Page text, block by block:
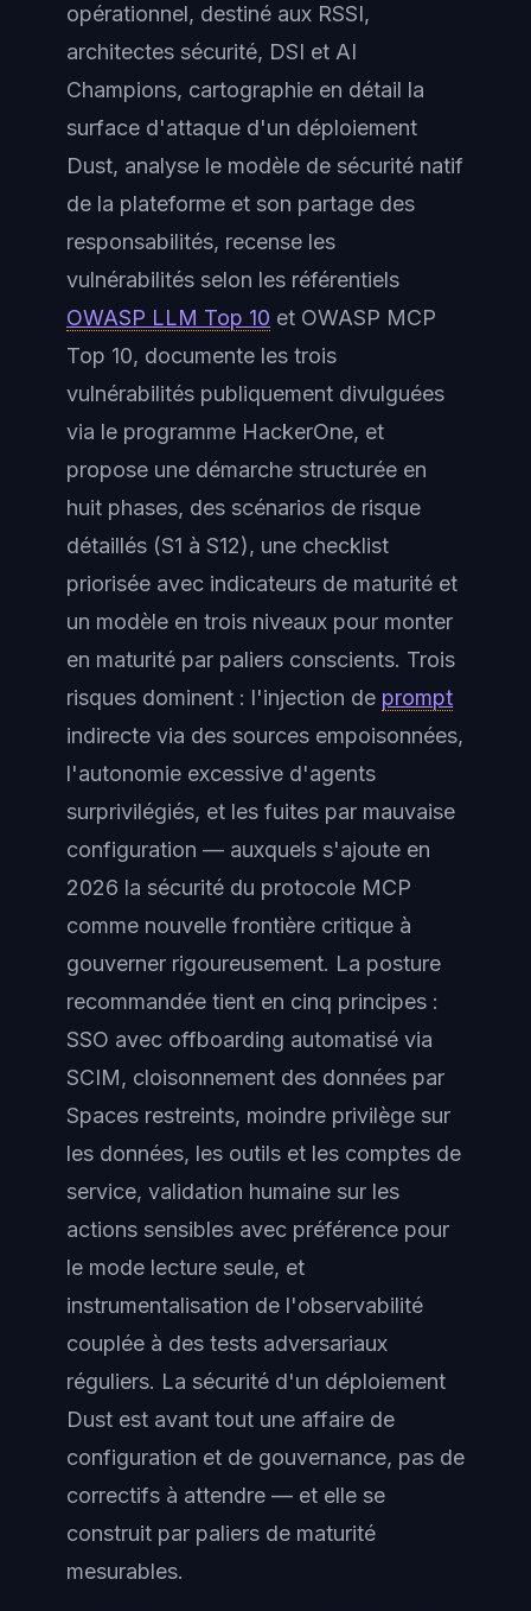
opérationnel, destiné aux RSSI,
architectes sécurité, DSI et AI
Champions, cartographie en détail la
surface d'attaque d'un déploiement
Dust, analyse le modèle de sécurité natif
de la plateforme et son partage des
responsabilités, recense les
vulnérabilités selon les référentiels
OWASP LLM Top 10 et OWASP MCP
Top 10, documente les trois
vulnérabilités publiquement divulguées
via le programme HackerOne, et
propose une démarche structurée en
huit phases, des scénarios de risque
détaillés (S1 à S12), une checklist
priorisée avec indicateurs de maturité et
un modèle en trois niveaux pour monter
en maturité par paliers conscients. Trois
risques dominent : l'injection de prompt
indirecte via des sources empoisonnées,
l'autonomie excessive d'agents
surprivilégiés, et les fuites par mauvaise
configuration — auxquels s'ajoute en
2026 la sécurité du protocole MCP
comme nouvelle frontière critique à
gouverner rigoureusement. La posture
recommandée tient en cinq principes :
SSO avec offboarding automatisé via
SCIM, cloisonnement des données par
Spaces restreints, moindre privilège sur
les données, les outils et les comptes de
service, validation humaine sur les
actions sensibles avec préférence pour
le mode lecture seule, et
instrumentalisation de l'observabilité
couplée à des tests adversariaux
réguliers. La sécurité d'un déploiement
Dust est avant tout une affaire de
configuration et de gouvernance, pas de
correctifs à attendre — et elle se
construit par paliers de maturité
mesurables.